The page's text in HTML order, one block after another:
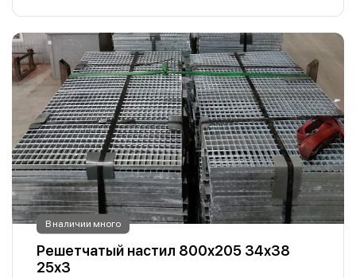
В наличии много
Решетчатый настил 800х205 34х38
25х3